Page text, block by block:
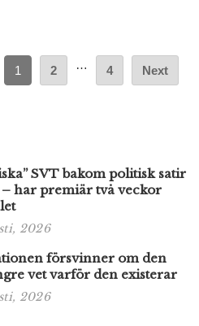
1 2 … 4 Next
SVT bakom politisk satir
– har premiär två veckor
2026
försvinner om den
vet varför den existerar
2026